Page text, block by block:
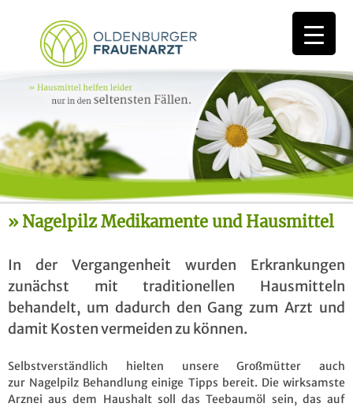
Nagelpilz Medikamente und Hausmittel
In der Vergangenheit wurden Erkrankungen
zunächst mit traditionellen Hausmitteln
behandelt, um dadurch den Gang zum Arzt und
damit Kosten vermeiden zu können.
Selbstverständlich hielten unsere Großmütter auch
zur Nagelpilz Behandlung einige Tipps bereit. Die wirksamste
Arznei aus dem Haushalt soll das Teebaumöl sein, das auf